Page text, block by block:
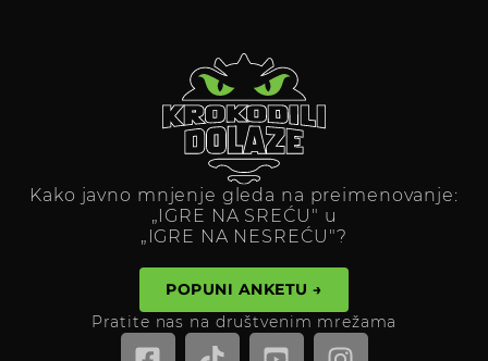
Kako javno mnjenje gleda na preimenovanje:
„IGRE NA SREĆU" u
„IGRE NA NESREĆU"?
POPUNI ANKETU →
Pratite nas na društvenim mrežama